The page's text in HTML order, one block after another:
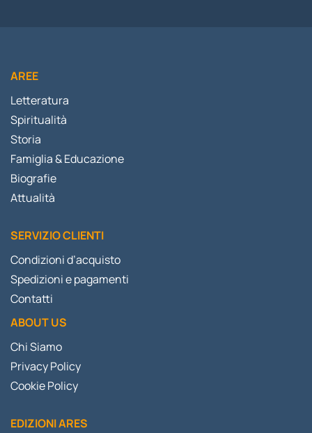
AREE
Letteratura
Spiritualità
Storia
Famiglia & Educazione
Biografie
Attualità
SERVIZIO CLIENTI
Condizioni d’acquisto
Spedizioni e pagamenti
Contatti
ABOUT US
Chi Siamo
Privacy Policy
Cookie Policy
EDIZIONI ARES